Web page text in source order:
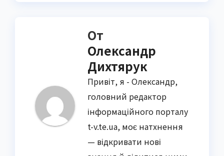
От
Олександр
Дихтярук
Привіт, я - Олександр,
головний редактор
інформаційного порталу
t-v.te.ua, моє натхнення
— відкривати нові